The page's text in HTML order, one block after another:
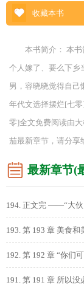
收藏本书
本书简介： 本
个人嫁了、要么下乡
男，容晓晓觉得自己
年代文选择摆烂[七
零]全文免费阅读由
茄最新章节，请分享
最新章节(
194. 正文完 ——“大
193. 第 193 章 美食
192. 第 192 章 “你们
191. 第 191 章 所以